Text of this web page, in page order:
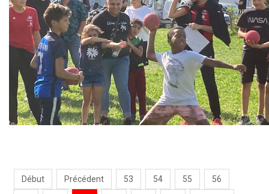
Début Précédent 53 54 55 56